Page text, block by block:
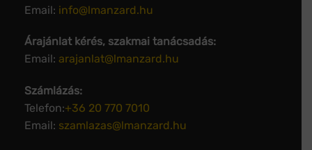
Email: info@lmanzard.hu
Árajánlat kérés, szakmai tanácsadás:
Email: arajanlat@lmanzard.hu
Számlázás:
Telefon:+36 20 770 7010
Email: szamlazas@lmanzard.hu